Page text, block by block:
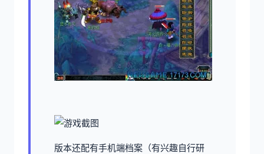
版本还配有手机端档案（有兴趣自行研